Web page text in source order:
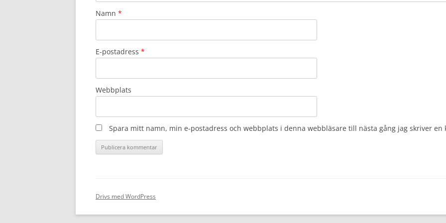
Namn *
E-postadress *
Webbplats
Spara mitt namn, min e-postadress och webbplats i denna webbläsare till nästa gång jag skriver en
Drivs med WordPress